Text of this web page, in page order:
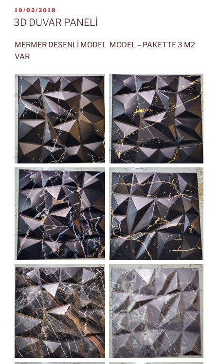
YAYIM
TARIHI
19/02/2018
3D DUVAR PANELİ
MERMER DESENLİ MODEL MODEL – PAKETTE 3 M2
VAR